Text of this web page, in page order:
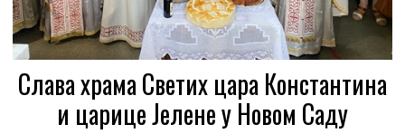
Слава храма Светих цара Константина
и царице Јелене у Новом Саду